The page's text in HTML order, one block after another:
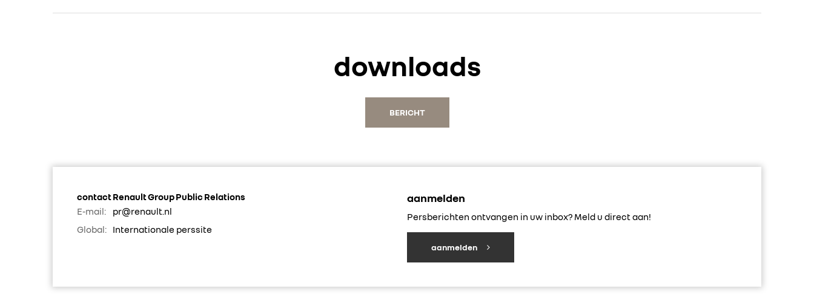
downloads
BERICHT
contact Renault Group Public Relations
E-mail:
pr@renault.nl
Global:
Internationale perssite
aanmelden
Persberichten ontvangen in uw inbox? Meld u direct aan!
aanmelden